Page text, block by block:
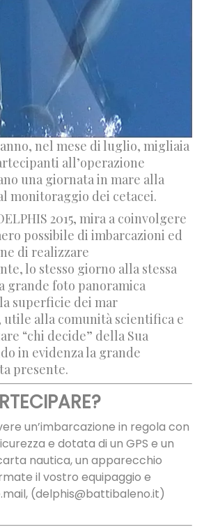
nel mese di luglio, migliaia
all’operazione
una giornata in mare alla
monitoraggio dei cetacei.
2015, mira a coinvolgere
possibile di imbarcazioni ed
di realizzare
lo stesso giorno alla stessa
grande foto panoramica
superficie dei mar
alla comunità scientifica e
“chi decide” della Sua
in evidenza la grande
presente.
un’imbarcazione in regola con
e dotata di un GPS e un
nautica, un apparecchio
il vostro equipaggio e
(delphis@battibaleno.it)